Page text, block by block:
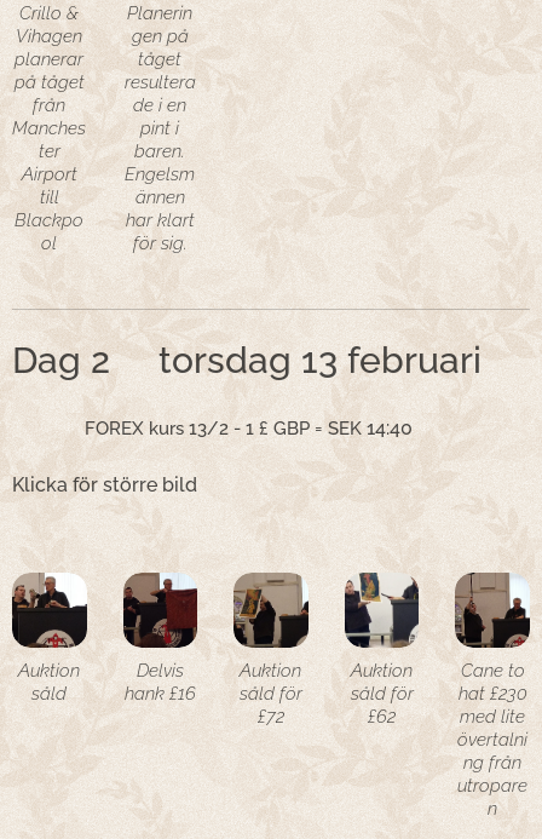
Crillo &
Vihagen
planerar
på tåget
från
Manches
ter
Airport
till
Blackpo
ol
Planerin
gen på
tåget
resultera
de i en
pint i
baren.
Engelsm
ännen
har klart
för sig.
Dag 2 torsdag 13 februari
FOREX kurs 13/2 - 1 £ GBP = SEK14:40
Klicka för större bild
Auktion
såld
Delvis
hank £16
Auktion
såld för
£72
Auktion
såld för
£62
Cane to
hat £230
med lite
övertalni
ng från
utropare
n